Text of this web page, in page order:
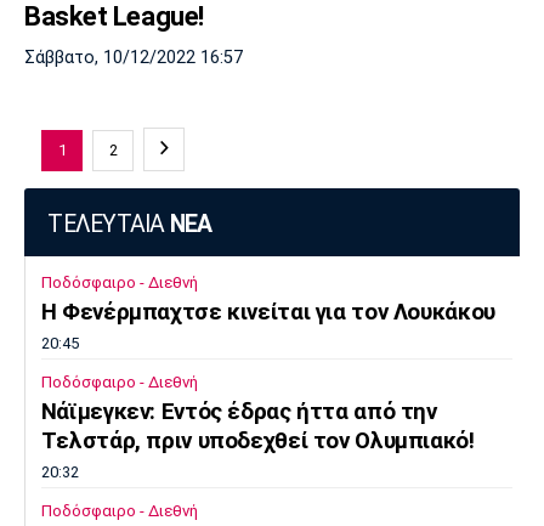
Basket League!
Σάββατο, 10/12/2022 16:57
1 2
ΤΕΛΕΥΤΑΙΑ ΝΕΑ
Ποδόσφαιρο - Διεθνή
Η Φενέρμπαχτσε κινείται για τον Λουκάκου
20:45
Ποδόσφαιρο - Διεθνή
Νάϊμεγκεν: Εντός έδρας ήττα από την
Tελστάρ, πριν υποδεχθεί τον Ολυμπιακό!
20:32
Ποδόσφαιρο - Διεθνή